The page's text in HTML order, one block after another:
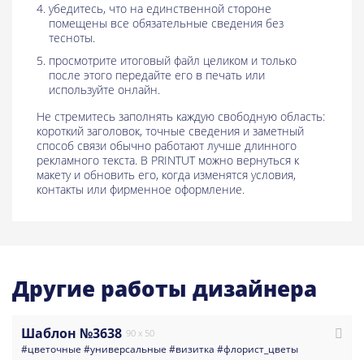
убедитесь, что на единственной стороне
помещены все обязательные сведения без
тесноты.
просмотрите итоговый файл целиком и только
после этого передайте его в печать или
используйте онлайн.
Не стремитесь заполнять каждую свободную область:
короткий заголовок, точные сведения и заметный
способ связи обычно работают лучше длинного
рекламного текста. В PRINTUT можно вернуться к
макету и обновить его, когда изменятся условия,
контакты или фирменное оформление.
Другие работы дизайнера
Шаблон №3638 90 x 50
#цветочные #универсальные #визитка #флорист_цветы